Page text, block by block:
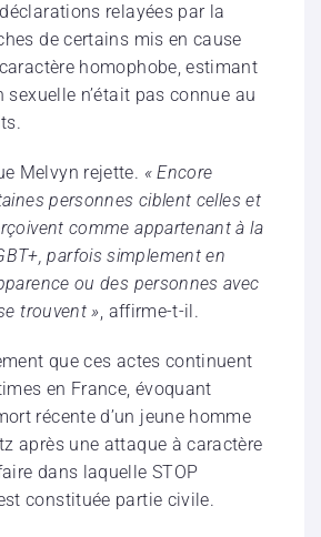
relayées par la
de certains mis en cause
homophobe, estimant
sexuelle n’était pas connue au
Melvyn rejette. « Encore
personnes ciblent celles et
comme appartenant à la
parfois simplement en
ou des personnes avec
trouvent », affirme-t-il.
que ces actes continuent
en France, évoquant
récente d’un jeune homme
après une attaque à caractère
dans laquelle STOP
constituée partie civile.